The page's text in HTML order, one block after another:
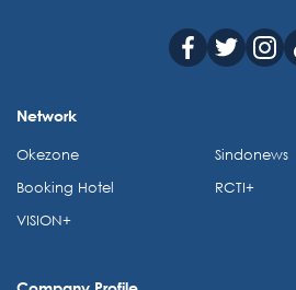
Network
Okezone
Booking Hotel
VISION+
Sindonews
RCTI+